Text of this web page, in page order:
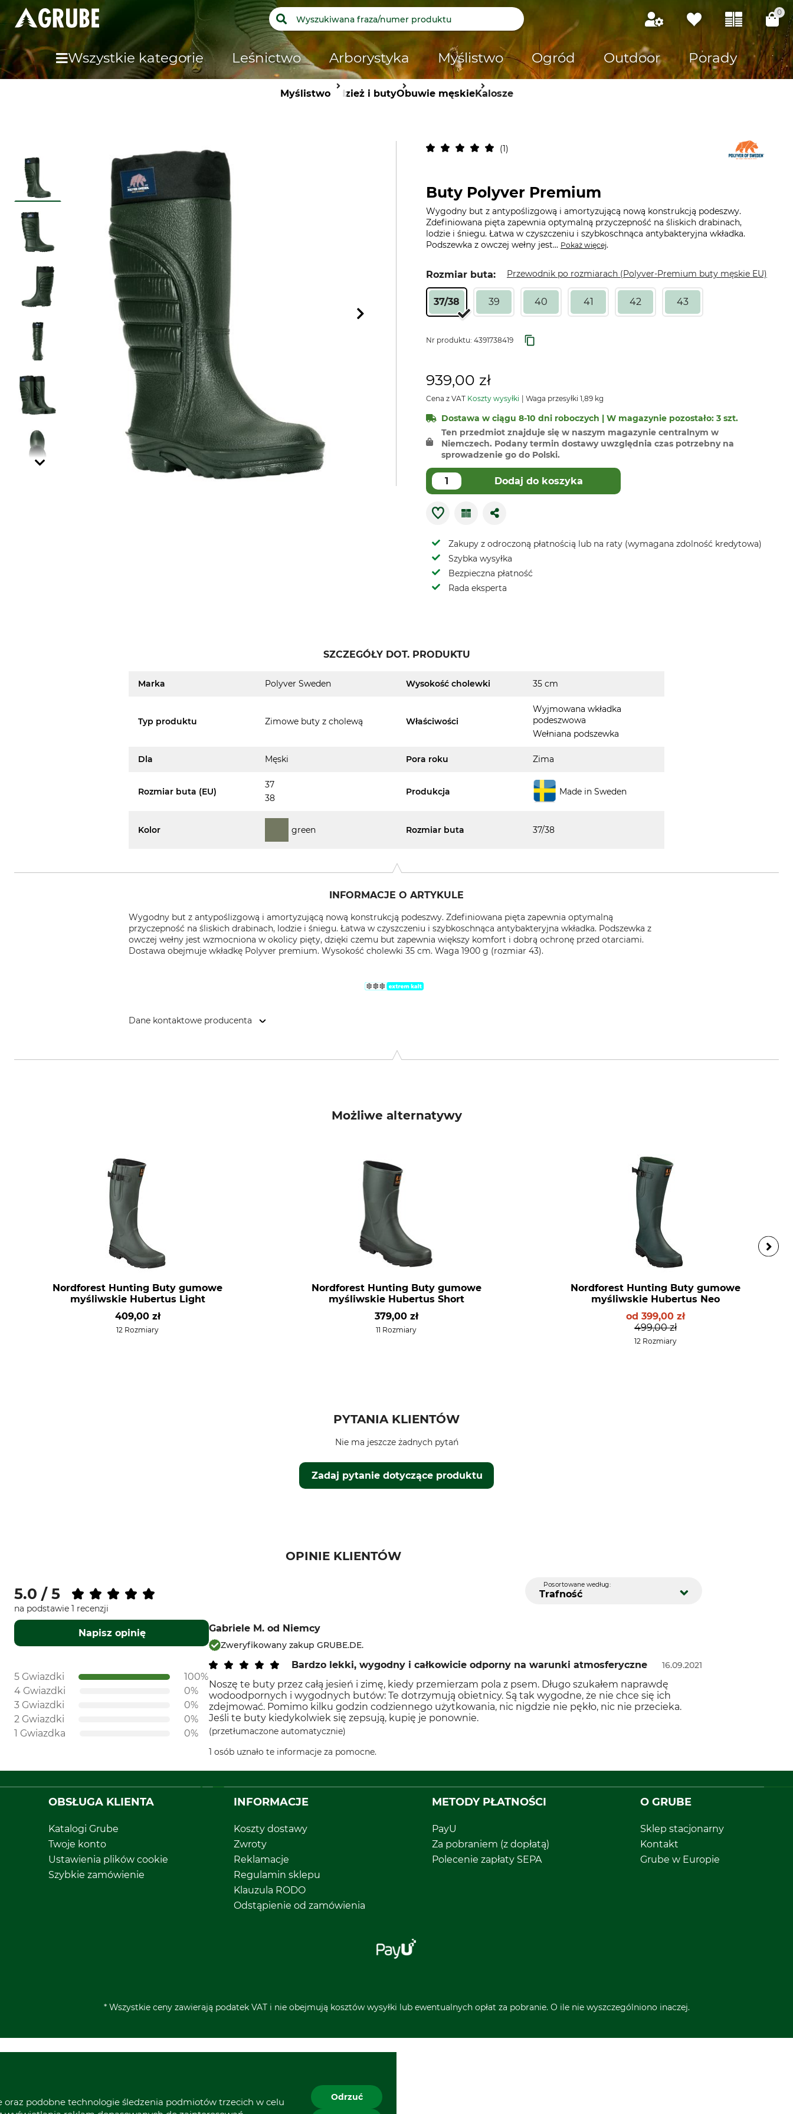
0
Wszystkie kategorie Leśnictwo Arborystyka Myślistwo Ogród Outdoor Porady
MyślistwoOdzież i butyObuwie męskieKalosze
1
Buty Polyver Premium
Wygodny but z antypoślizgową i amortyzującą nową konstrukcją podeszwy.
Zdefiniowana pięta zapewnia optymalną przyczepność na śliskich drabinach,
lodzie i śniegu. Łatwa w czyszczeniu i szybkoschnąca antybakteryjna wkładka.
Podszewka z owczej wełny jest... Pokaż więcej.
Rozmiar buta: Przewodnik po rozmiarach (Polyver-Premium buty męskie EU)
37/38 39 40 41 42 43
Nr produktu: 4391738419
939,00 zł
Cena z VAT Koszty wysyłki Waga przesyłki 1,89 kg
Dostawa w ciągu 8-10 dni roboczych | W magazynie pozostało: 3 szt.
Ten przedmiot znajduje się w naszym magazynie centralnym w
Niemczech. Podany termin dostawy uwzględnia czas potrzebny na
sprowadzenie go do Polski.
Dodaj do koszyka
Zakupy z odroczoną płatnością lub na raty (wymagana zdolność kredytowa)
Szybka wysyłka
Bezpieczna płatność
Rada eksperta
SZCZEGÓŁY DOT. PRODUKTU
Marka Polyver Sweden Wysokość cholewki 35 cm
Typ produktu Zimowe buty z cholewą Właściwości
Wyjmowana wkładka
podeszwowa
Wełniana podszewka
Dla Męski Pora roku Zima
Rozmiar buta (EU)
37
38
Produkcja Made in Sweden
Kolor green Rozmiar buta 37/38
INFORMACJE O ARTYKULE
Wygodny but z antypoślizgową i amortyzującą nową konstrukcją podeszwy. Zdefiniowana pięta zapewnia optymalną
przyczepność na śliskich drabinach, lodzie i śniegu. Łatwa w czyszczeniu i szybkoschnąca antybakteryjna wkładka. Podszewka z
owczej wełny jest wzmocniona w okolicy pięty, dzięki czemu but zapewnia większy komfort i dobrą ochronę przed otarciami.
Dostawa obejmuje wkładkę Polyver premium. Wysokość cholewki 35 cm. Waga 1900 g (rozmiar 43).
Dane kontaktowe producenta
Możliwe alternatywy
Nordforest Hunting Buty gumowe
myśliwskie Hubertus Light
409,00 zł
12 Rozmiary
Nordforest Hunting Buty gumowe
myśliwskie Hubertus Short
379,00 zł
11 Rozmiary
Nordforest Hunting Buty gumowe
myśliwskie Hubertus Neo
od 399,00 zł
499,00 zł
12 Rozmiary
PYTANIA KLIENTÓW
Zadaj pytanie dotyczące produktu
Nie ma jeszcze żadnych pytań
OPINIE KLIENTÓW
5.0 / 5
na podstawie 1 recenzji
Napisz opinię
5 Gwiazdki
100%
4 Gwiazdki
0%
3 Gwiazdki
0%
2 Gwiazdki
0%
1 Gwiazdka
0%
Posortowane według:
Trafność
Gabriele M. od Niemcy
Zweryfikowany zakup GRUBE.DE.
Bardzo lekki, wygodny i całkowicie odporny na warunki atmosferyczne 16.09.2021
Noszę te buty przez całą jesień i zimę, kiedy przemierzam pola z psem. Długo szukałem naprawdę
wodoodpornych i wygodnych butów: Te dotrzymują obietnicy. Są tak wygodne, że nie chce się ich
zdejmować. Pomimo kilku godzin codziennego użytkowania, nic nigdzie nie pękło, nic nie przecieka.
Jeśli te buty kiedykolwiek się zepsują, kupię je ponownie.
(przetłumaczone automatycznie)
1 osób uznało te informacje za pomocne.
OBSŁUGA KLIENTA
Katalogi Grube
Twoje konto
Ustawienia plików cookie
Szybkie zamówienie
INFORMACJE
Koszty dostawy
Zwroty
Reklamacje
Regulamin sklepu
Klauzula RODO
Odstąpienie od zamówienia
METODY PŁATNOŚCI
PayU
Za pobraniem (z dopłatą)
Polecenie zapłaty SEPA
O GRUBE
Sklep stacjonarny
Kontakt
Grube w Europie
* Wszystkie ceny zawierają podatek VAT i nie obejmują kosztów wysyłki lub ewentualnych opłat za pobranie. O ile nie wyszczególniono inaczej.
podobne technologie śledzenia podmiotów trzecich w celu
Odrzuć